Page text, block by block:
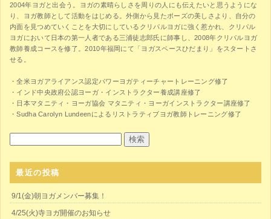
2004年ヨガと出会う。ヨガの素晴らしさを周りの人にも伝えたいと思うようにな
り、ヨガ教師として活動をはじめる。外側から見たポーズの美しさより、自分の
内面を見つめていくことを大切にしているクリパルヨガに強く惹かれ、クリパル
ヨガにおいて日本の第一人者である三浦徒志郎氏に師事し、2008年クリパルヨガ
教師養成コースを修了。2010年福岡にて「ヨガスペースひだまり」をスタートさ
せる。
・全米ヨガアライアンス認定パワーヨガティーチャートレーニング修了
・インド中央政府公認ヨーガ・インストラクター養成講座修了
・日本マタニティ・ヨーガ協会 マタニティ・ヨーガインストラクター講座修了
・Sudha Carolyn Lundeenによるリストラティブヨガ教師トレーニング修了
最近の投稿
9/1(金)朝ヨガメンバー募集！
4/25(火)寺ヨガ開催のお知らせ